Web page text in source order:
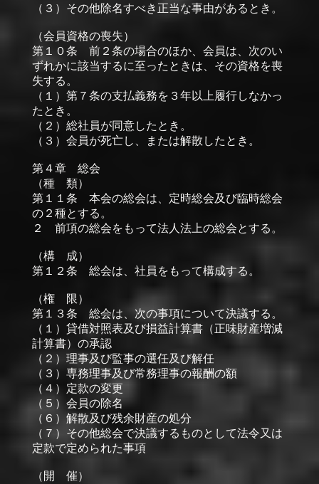
（３）その他除名すべき正当な事由があるとき。
（会員資格の喪失）
第１０条 前２条の場合のほか、会員は、次のい
ずれかに該当するに至ったときは、その資格を喪
失する。
（１）第７条の支払義務を３年以上履行しなかっ
たとき。
（２）総社員が同意したとき。
（３）会員が死亡し、または解散したとき。
第４章 総会
（種 類）
第１１条 本会の総会は、定時総会及び臨時総会
の２種とする。
２ 前項の総会をもって法人法上の総会とする。
（構 成）
第１２条 総会は、社員をもって構成する。
（権 限）
第１３条 総会は、次の事項について決議する。
（１）貸借対照表及び損益計算書（正味財産増減
計算書）の承認
（２）理事及び監事の選任及び解任
（３）専務理事及び常務理事の報酬の額
（４）定款の変更
（５）会員の除名
（６）解散及び残余財産の処分
（７）その他総会で決議するものとして法令又は
定款で定められた事項
（開 催）